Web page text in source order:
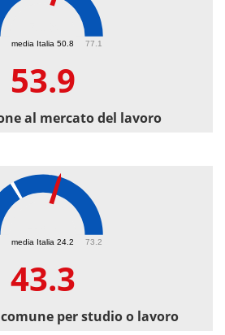
media Italia 50.8 77.1
53.9
al mercato del lavoro
media Italia 24.2 73.2
43.3
per studio o lavoro